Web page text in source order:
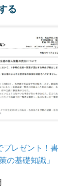
る
プレゼント！
の基礎知識」